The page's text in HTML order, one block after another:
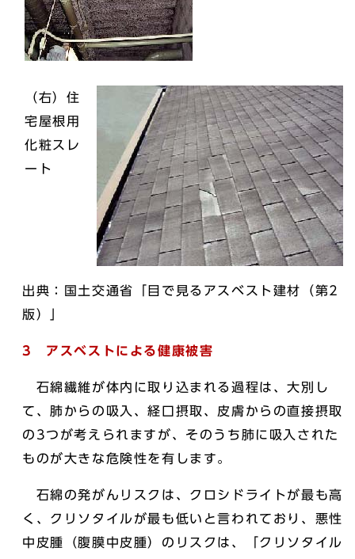
（右）住
宅屋根用
化粧スレ
ート
出典：国土交通省「目で見るアスベスト建材（第2
版）」
3 アスベストによる健康被害
石綿繊維が体内に取り込まれる過程は、大別し
て、肺からの吸入、経口摂取、皮膚からの直接摂取
の3つが考えられますが、そのうち肺に吸入された
ものが大きな危険性を有します。
石綿の発がんリスクは、クロシドライトが最も高
く、クリソタイルが最も低いと言われており、悪性
中皮腫（腹膜中皮腫）のリスクは、「クリソタイル